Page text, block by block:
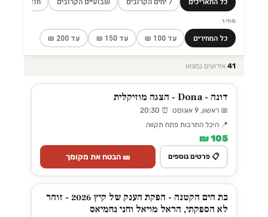
מחיר
כל המחירים עד 100 ₪ עד 150 ₪ עד 200 ₪
41 אירועים נמצאו
דונה - Dona - הצגה מוזיקלית
📅 ראשון, 9 אוגוסט ⏰ 20:30
📍 היכל התרבות פתח תקווה
105 ₪
📋 פרטים נוספים 🎫 הבטח את מקומך
בת הים הקטנה - הפקת הענק של קיץ 2026 - זוהר
לא הספקתי, הראל מויאל וחני נחמיאס